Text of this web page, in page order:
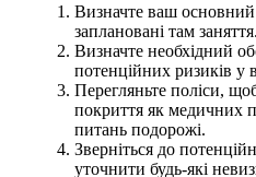
Визначте ваш
заплановані там заняття.
Визначте необхідний
потенційних ризиків у
Перегляньте поліси,
покриття як медичних
питань подорожі.
Зверніться до
уточнити будь-які